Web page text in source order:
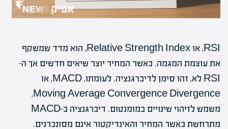
RSI, או Relative Strength Index, הוא מדד שמשקף
את עוצמת המגמה. כאשר המחיר יוצר שיאים חדשים אך ה-
RSI לא, זהו סימן לדיברגנציה. לעומתו, MACD, או
Moving Average Convergence Divergence,
משמש לזיהוי שינויים במומנטום. דיברגנציה ב-MACD
מתרחשת כאשר המחיר והאינדיקטור אינם מסונכרנים.